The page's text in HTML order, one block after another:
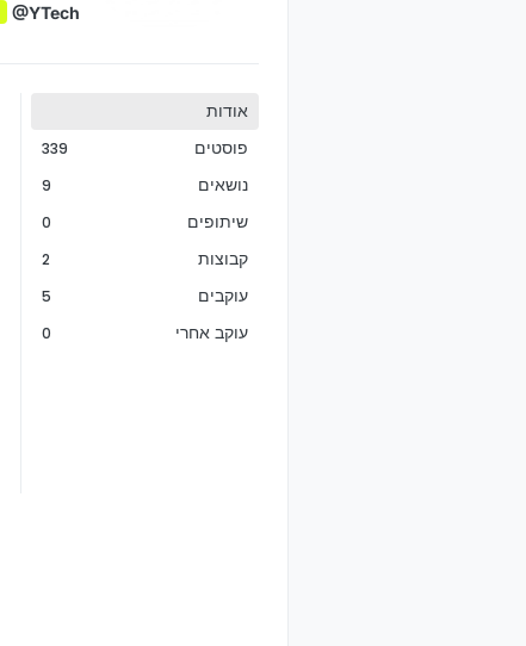
@YTech
אודות
פוסטים
339
נושאים 9
שיתופים 0
קבוצות 2
עוקבים 5
עוקב אחרי 0